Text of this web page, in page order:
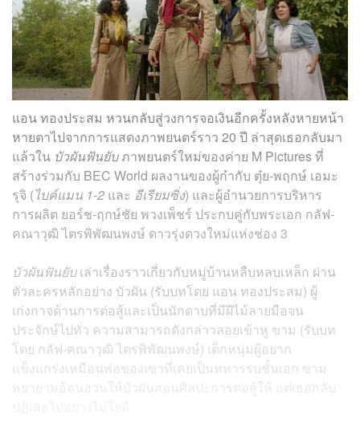
แอน ทองประสม หวนกลับสู่วงการจอเงินอีกครั้งหลังหายหน้า
หายตาไปจากการแสดงภาพยนตร์ราว 20 ปี ล่าสุดเธอกลับมา
แล้วใน บัวผันฟันยับภาพยนตร์ใหม่ของค่าย M Pictures ที่
สร้างร่วมกับ BEC World ผลงานของผู้กำกับ ตุ๋ย-พฤกษ์ เอมะ
รุจิ (ไบค์แมน 1-2 และ อีเรียมซิ่ง) และผู้อำนวยการบริหาร
การผลิต ยอร์ช-ฤกษ์ชัย พวงเพ็ชร์ ประกบคู่กับพระเอก กลัฟ-
คณาวุฒิ ไตรพิพัฒนพงษ์ ดาวรุ่งดวงใหม่แห่งช่อง 3
บัวผันฟันยับเล่าเรื่องราวเกี่ยวกับหมู่บ้านหลืบหลบเหล็ก ผ่าน
ตัวละครหลักอย่าง บัวผัน (รับบทโดย แอน ทองประสม) ผู้
เก่งกาจด้านการต่อสู้และเป็นนักดาบที่มีฝีไม้ลายมือจน
ประจักษ์ไปทั่ว ความสามารถดังกล่าวลอยเข้าหู ขาม (รับบท
โดย กลัฟ-คณาวุฒิ ไตรพิพัฒนพงษ์) เด็กหนุ่มผู้อยาก
แข็งแกร่งเหมือนพ่อของเขาที่เคยเป็นทหารรบชั้นเอก ขาม
พยายามอ้อนอวนให้บัวผันสอนศิลปะการต่อสู้ให้ แต่เธอกลับ